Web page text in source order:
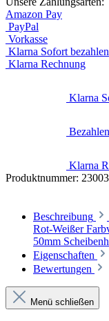
Amazon Pay
PayPal
Vorkasse
Klarna Sofort bezahlen
Klarna Rechnung
50mm
Eigenschaften
Bewertungen